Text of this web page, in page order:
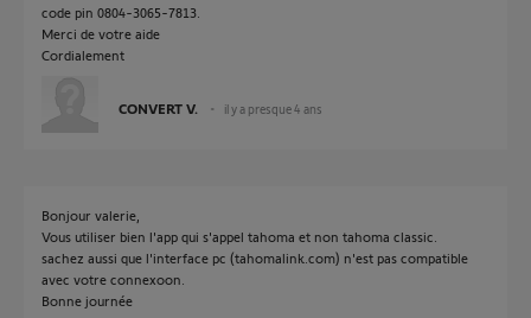
code pin 0804-3065-7813.
Merci de votre aide
Cordialement
CONVERT V. il y a presque 4 ans
Bonjour valerie,
Vous utiliser bien l'app qui s'appel tahoma et non tahoma classic.
sachez aussi que l'interface pc (tahomalink.com) n'est pas compatible
avec votre connexoon.
Bonne journée